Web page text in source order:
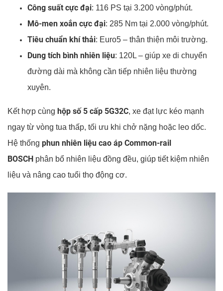
Công suất cực đại: 116 PS tại 3.200 vòng/phút.
Mô-men xoắn cực đại: 285 Nm tại 2.000 vòng/phút.
Tiêu chuẩn khí thải: Euro5 – thân thiện môi trường.
Dung tích bình nhiên liệu: 120L – giúp xe di chuyển
đường dài mà không cần tiếp nhiên liệu thường
xuyên.
Kết hợp cùng hộp số 5 cấp 5G32C, xe đạt lực kéo mạnh
ngay từ vòng tua thấp, tối ưu khi chở nặng hoặc leo dốc.
Hệ thống phun nhiên liệu cao áp Common-rail
BOSCH phân bổ nhiên liệu đồng đều, giúp tiết kiệm nhiên
liệu và nâng cao tuổi thọ động cơ.